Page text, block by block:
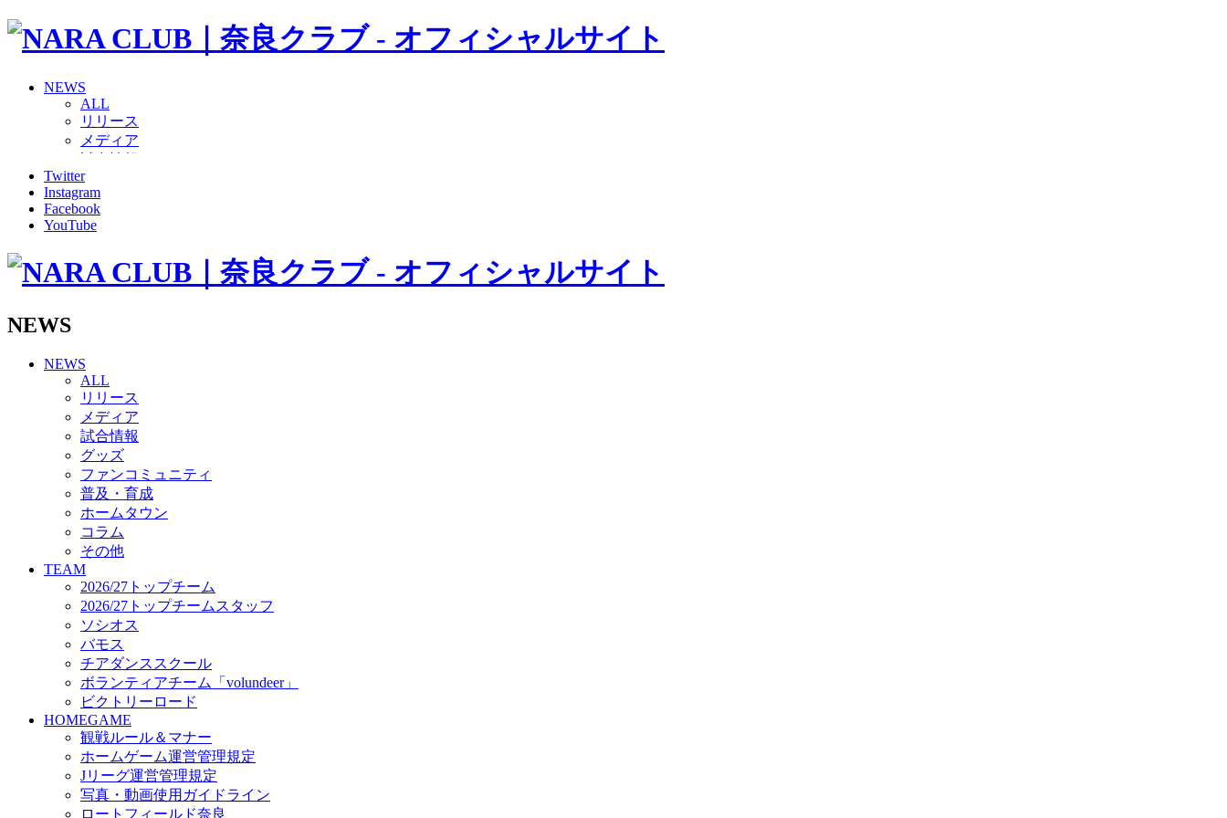
NEWS
ALL
リリース
メディア
グッズ
ファンコミュニティ
普及・育成
ホームタウン
その他
バモス
チアダンススクール
ボランティアチーム「volundeer」
ビクトリーロード
HOMEGAME
観戦ルール＆マナー
ホームゲーム運営管理規定
Jリーグ運営管理規定
写真・動画使用ガイドライン
ロートフィールド奈良
SCHEDULE
2026/27
練習見学時のファンサービスについて
TICKET
奈良クラブ明治安田J3リーグ2026/27シーズン試合観戦チケット
奈良クラブ明治安田Ｊ3リーグ 2026/27シーズン「鹿パス」
観戦ルール＆マナー
FANCOMMUNITY
2026/27ファンコミュニティ
サポートショップ
GOODS
オフィシャルストア（実店舗）
オンラインストア
ACADEMY
アカデミーについて
Twitter
Instagram
Facebook
YouTube
NEWS
NEWS
ALL
リリース
メディア
試合情報
グッズ
ファンコミュニティ
普及・育成
ホームタウン
コラム
その他
TEAM
2026/27トップチーム
2026/27トップチームスタッフ
ソシオス
バモス
チアダンススクール
ボランティアチーム「volundeer」
ビクトリーロード
HOMEGAME
観戦ルール＆マナー
ホームゲーム運営管理規定
Jリーグ運営管理規定
写真・動画使用ガイドライン
ロートフィールド奈良